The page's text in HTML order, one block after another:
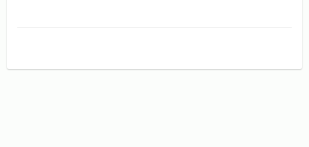
Express rider (Academy-Award® winner Ben Johnson).